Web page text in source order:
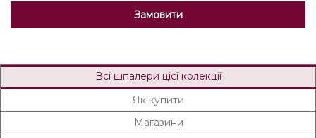
Замовити
Всі шпалери цієї колекції
Як купити
Магазини